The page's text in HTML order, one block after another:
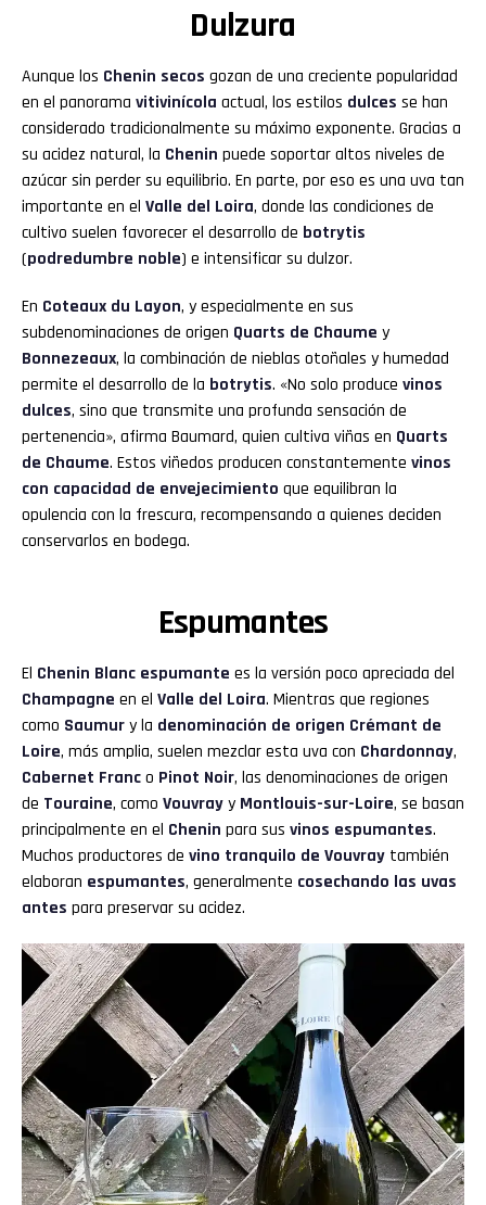
Dulzura
Aunque los Chenin secos gozan de una creciente popularidad
en el panorama vitivinícola actual, los estilos dulces se han
considerado tradicionalmente su máximo exponente. Gracias a
su acidez natural, la Chenin puede soportar altos niveles de
azúcar sin perder su equilibrio. En parte, por eso es una uva tan
importante en el Valle del Loira, donde las condiciones de
cultivo suelen favorecer el desarrollo de botrytis
(podredumbre noble) e intensificar su dulzor.
En Coteaux du Layon, y especialmente en sus
subdenominaciones de origen Quarts de Chaume y
Bonnezeaux, la combinación de nieblas otoñales y humedad
permite el desarrollo de la botrytis. «No solo produce vinos
dulces, sino que transmite una profunda sensación de
pertenencia», afirma Baumard, quien cultiva viñas en Quarts
de Chaume. Estos viñedos producen constantemente vinos
con capacidad de envejecimiento que equilibran la
opulencia con la frescura, recompensando a quienes deciden
conservarlos en bodega.
Espumantes
El Chenin Blanc espumante es la versión poco apreciada del
Champagne en el Valle del Loira. Mientras que regiones
como Saumury la denominación de origen Crémant de
Loire, más amplia, suelen mezclar esta uva con Chardonnay,
Cabernet Franco Pinot Noir, las denominaciones de origen
de Touraine, como Vouvrayy Montlouis-sur-Loire, se basan
principalmente en el Chenin para sus vinos espumantes.
Muchos productores de vino tranquilo de Vouvray también
elaboran espumantes, generalmente cosechando las uvas
antes para preservar su acidez.